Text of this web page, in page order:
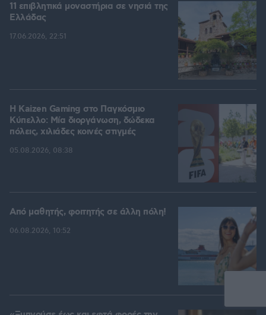
11 επιβλητικά μοναστήρια σε νησιά της
Ελλάδας
17.06.2026, 22:51
H Kaizen Gaming στο Παγκόσμιο
Kύπελλο: Μία διοργάνωση, δώδεκα
πόλεις, χιλιάδες κοινές στιγμές
05.08.2026, 08:38
Από μαθητής, φοιτητής σε άλλη πόλη!
06.08.2026, 10:52